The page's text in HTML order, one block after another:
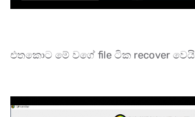
එතකොට මේ වගේ file ටික recover වෙයි